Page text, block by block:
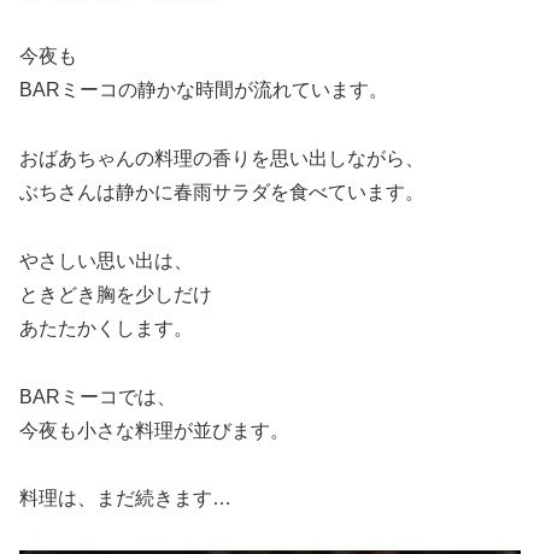
今夜も
BARミーコの静かな時間が流れています。
おばあちゃんの料理の香りを思い出しながら、
ぶちさんは静かに春雨サラダを食べています。
やさしい思い出は、
ときどき胸を少しだけ
あたたかくします。
BARミーコでは、
今夜も小さな料理が並びます。
料理は、まだ続きます…